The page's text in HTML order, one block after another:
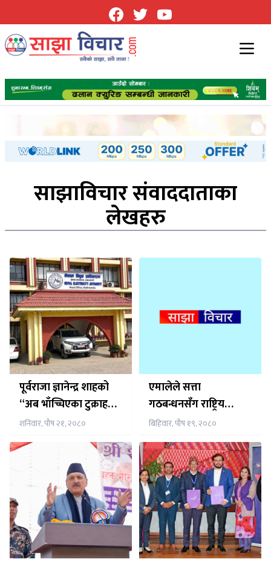
साझाविचार संवाददाताका
लेखहरु
पूर्वराजा ज्ञानेन्द्र शाहको
“अब भाँच्चिएका टुक्राहरू
जोडिदेऊ”
शनिवार, पौष २१, २०८०
एमालेले सत्ता
गठबन्धनसँग राष्ट्रिय
सभामा खोज्यो भाग
बिहिवार, पौष १९, २०८०